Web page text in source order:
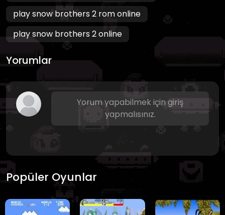
play snow brothers 2 rom online
play snow brothers 2 online
Yorumlar
Yorum yapabilmek için giriş
yapmalısınız.
Popüler Oyunlar